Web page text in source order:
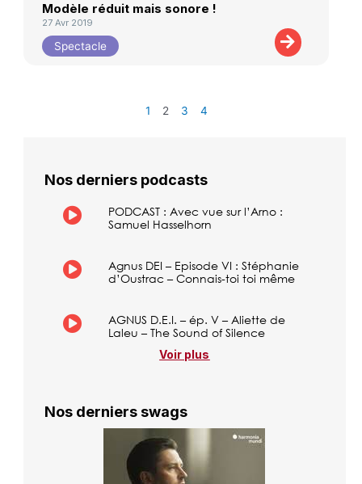
Modèle réduit mais sonore !
27 Avr 2019
Spectacle
1 2 3 4
Nos derniers podcasts
PODCAST : Avec vue sur l’Arno :
Samuel Hasselhorn
Agnus DEI – Episode VI : Stéphanie
d’Oustrac – Connais-toi toi même
AGNUS D.E.I. – ép. V – Aliette de
Laleu – The Sound of Silence
Voir plus
Nos derniers swags